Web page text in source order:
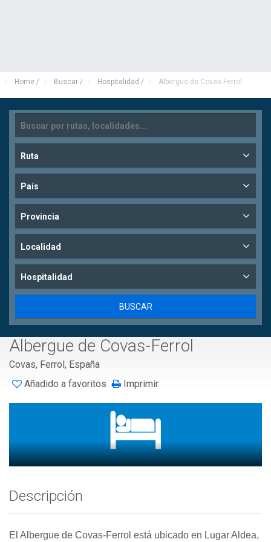
Home / Buscar / Hospitalidad / Albergue de Covas-Ferrol
Ruta
País
Provincia
Localidad
Hospitalidad
Albergue de Covas-Ferrol
Covas, Ferrol, España
Añadido a favoritos
Imprimir
Descripción
El Albergue de Covas-Ferrol está ubicado en Lugar Aldea,